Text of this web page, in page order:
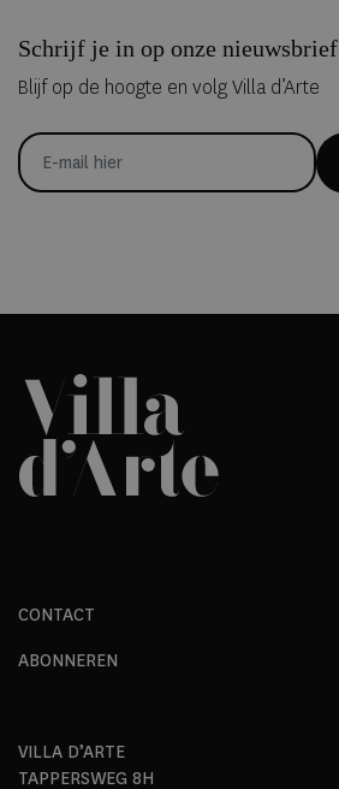
Schrijf je in op onze nieuwsbrief
Blijf op de hoogte en volg Villa d’Arte
CONTACT
ABONNEREN
VILLA D’ARTE
TAPPERSWEG 8H